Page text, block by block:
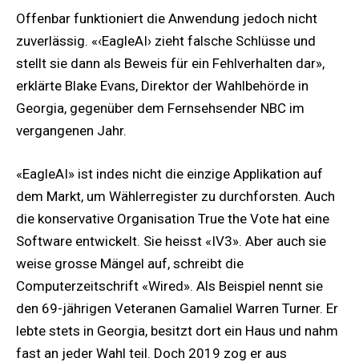
Offenbar funktioniert die Anwendung jedoch nicht
zuverlässig. «‹EagleAI› zieht falsche Schlüsse und
stellt sie dann als Beweis für ein Fehlverhalten dar»,
erklärte Blake Evans, Direktor der Wahlbehörde in
Georgia, gegenüber dem Fernsehsender NBC im
vergangenen Jahr.
«EagleAI» ist indes nicht die einzige Applikation auf
dem Markt, um Wählerregister zu durchforsten. Auch
die konservative Organisation True the Vote hat eine
Software entwickelt. Sie heisst «IV3». Aber auch sie
weise grosse Mängel auf, schreibt die
Computerzeitschrift «Wired». Als Beispiel nennt sie
den 69-jährigen Veteranen Gamaliel Warren Turner. Er
lebte stets in Georgia, besitzt dort ein Haus und nahm
fast an jeder Wahl teil. Doch 2019 zog er aus